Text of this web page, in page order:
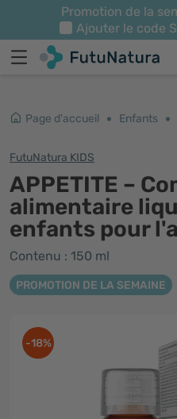
Promotion de la
Ajouter le code
Page d'accueil Enfants
FutuNatura KIDS
APPETITE –
alimentaire
enfants pour
Contenu : 150 ml
PROMOTION DE LA SEMAINE
-18%